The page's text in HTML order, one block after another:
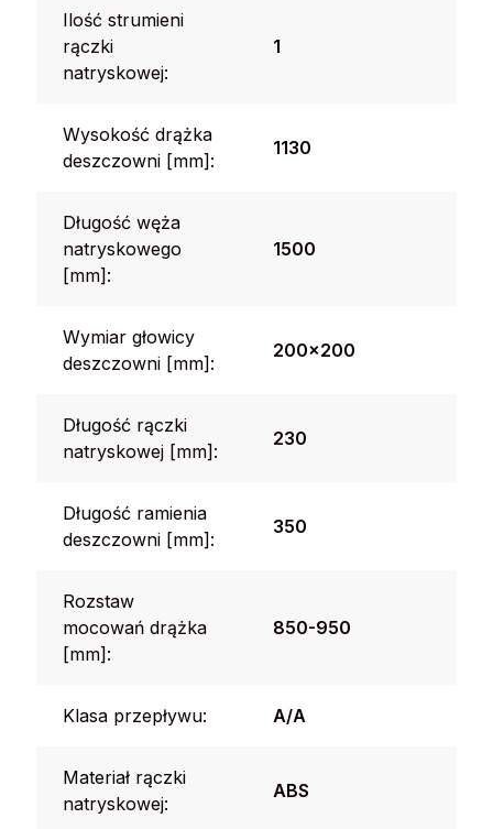
Ilość strumieni
rączki
natryskowej:
1
Wysokość drążka
deszczowni [mm]:
1130
Długość węża
natryskowego
[mm]:
1500
Wymiar głowicy
deszczowni [mm]:
200x200
Długość rączki
natryskowej [mm]:
230
Długość ramienia
deszczowni [mm]:
350
Rozstaw
mocowań drążka
[mm]:
850-950
Klasa przepływu: A/A
Materiał rączki
natryskowej:
ABS